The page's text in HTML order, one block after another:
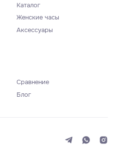
Каталог
Женские часы
Аксессуары
Сравнение
Блог
Светлая